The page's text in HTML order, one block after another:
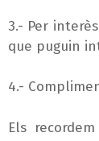
3.- Per
que puguin
4.-
Els